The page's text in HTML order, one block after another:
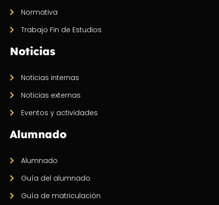
Normativa
Trabajo Fin de Estudios
Noticias
Noticias internas
Noticias externas
Eventos y actividades
Alumnado
Alumnado
Guía del alumnado
Guía de matriculación